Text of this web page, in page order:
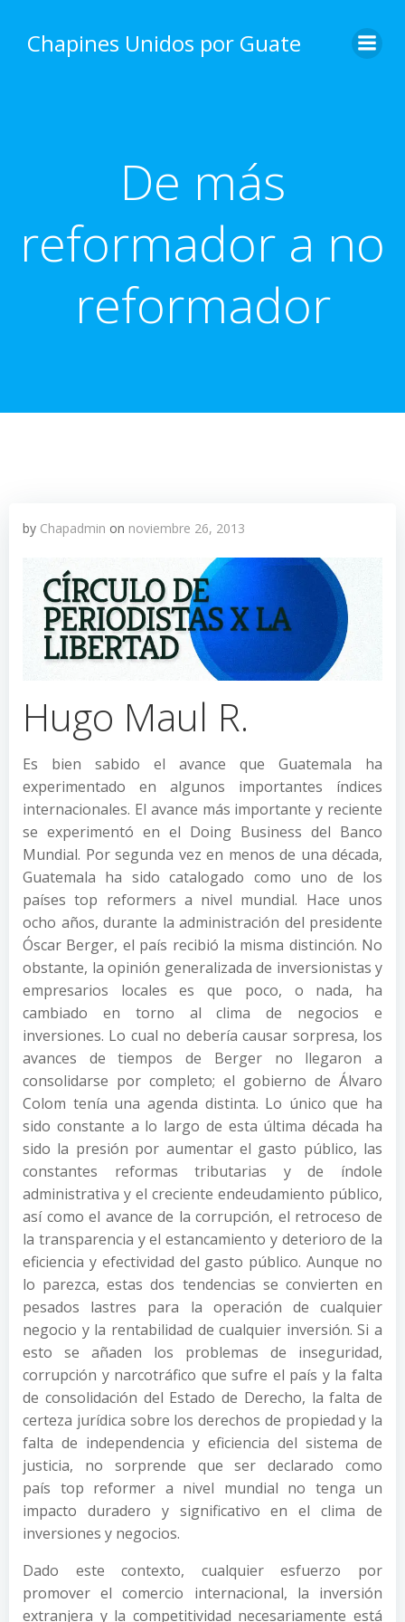
content
Chapines Unidos por Guate
De más
reformador a no
reformador
by Chapadmin on noviembre 26, 2013
Hugo Maul R.
Es bien sabido el avance que Guatemala ha
experimentado en algunos importantes índices
internacionales. El avance más importante y reciente
se experimentó en el Doing Business del Banco
Mundial. Por segunda vez en menos de una década,
Guatemala ha sido catalogado como uno de los
países top reformers a nivel mundial. Hace unos
ocho años, durante la administración del presidente
Óscar Berger, el país recibió la misma distinción. No
obstante, la opinión generalizada de inversionistas y
empresarios locales es que poco, o nada, ha
cambiado en torno al clima de negocios e
inversiones. Lo cual no debería causar sorpresa, los
avances de tiempos de Berger no llegaron a
consolidarse por completo; el gobierno de Álvaro
Colom tenía una agenda distinta. Lo único que ha
sido constante a lo largo de esta última década ha
sido la presión por aumentar el gasto público, las
constantes reformas tributarias y de índole
administrativa y el creciente endeudamiento público,
así como el avance de la corrupción, el retroceso de
la transparencia y el estancamiento y deterioro de la
eficiencia y efectividad del gasto público. Aunque no
lo parezca, estas dos tendencias se convierten en
pesados lastres para la operación de cualquier
negocio y la rentabilidad de cualquier inversión. Si a
esto se añaden los problemas de inseguridad,
corrupción y narcotráfico que sufre el país y la falta
de consolidación del Estado de Derecho, la falta de
certeza jurídica sobre los derechos de propiedad y la
falta de independencia y eficiencia del sistema de
justicia, no sorprende que ser declarado como
país top reformer a nivel mundial no tenga un
impacto duradero y significativo en el clima de
inversiones y negocios.
Dado este contexto, cualquier esfuerzo por
promover el comercio internacional, la inversión
extranjera y la competitividad necesariamente está